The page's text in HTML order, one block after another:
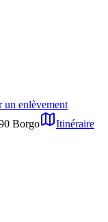
un enlèvement
Borgo Itinéraire